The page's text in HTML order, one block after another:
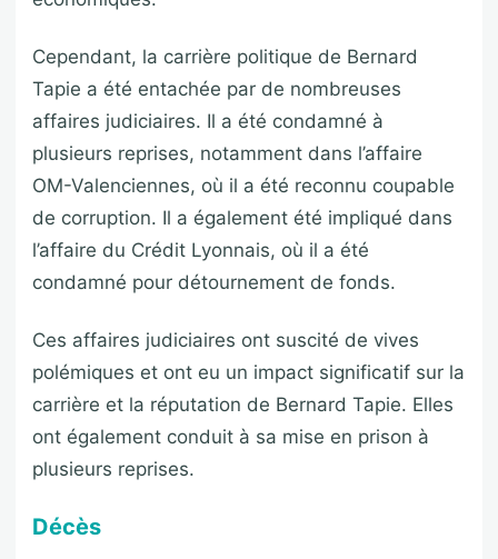
Cependant, la carrière politique de Bernard
Tapie a été entachée par de nombreuses
affaires judiciaires. Il a été condamné à
plusieurs reprises, notamment dans l’affaire
OM-Valenciennes, où il a été reconnu coupable
de corruption. Il a également été impliqué dans
l’affaire du Crédit Lyonnais, où il a été
condamné pour détournement de fonds.
Ces affaires judiciaires ont suscité de vives
polémiques et ont eu un impact significatif sur la
carrière et la réputation de Bernard Tapie. Elles
ont également conduit à sa mise en prison à
plusieurs reprises.
Décès